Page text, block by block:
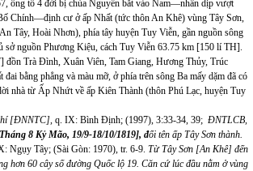
ông tổ 4 đời bị chúa Nguyễn bắt vào Nam—nhân dịp vượt
Chính—định cư ở ấp Nhất (tức thôn An Khê) vùng Tây Sơn,
Tây, Hoài Nhơn), phía tây huyện Tuy Viễn, gần nguồn sông
sở nguồn Phương Kiệu, cách Tuy Viễn 63.75 km [150 lí TH].
đồn Trà Đình, Xuân Viên, Tam Giang, Hương Thủy, Trúc
bằng phẳng và màu mỡ, ở phía trên sông Ba mấy dặm đã có
nhà từ Ấp Nhứt về ấp Kiên Thành (thôn Phú Lạc, huyện Tuy
[ĐNNTC], q. IX: Bình Định; (1997), 3:33-34, 39; ĐNTLCB,
8 Kỷ Mão, 19/9-18/10/1819], đổi tên ấp Tây Sơn thành.
Ngụy Tây; (Sài Gòn: 1970), tr. 6-9. Từ Tây Sơn [An Khê] đến
hơn 60 cây số đường Quốc lộ 19. Căn cứ lúc đầu nằm ở vùng